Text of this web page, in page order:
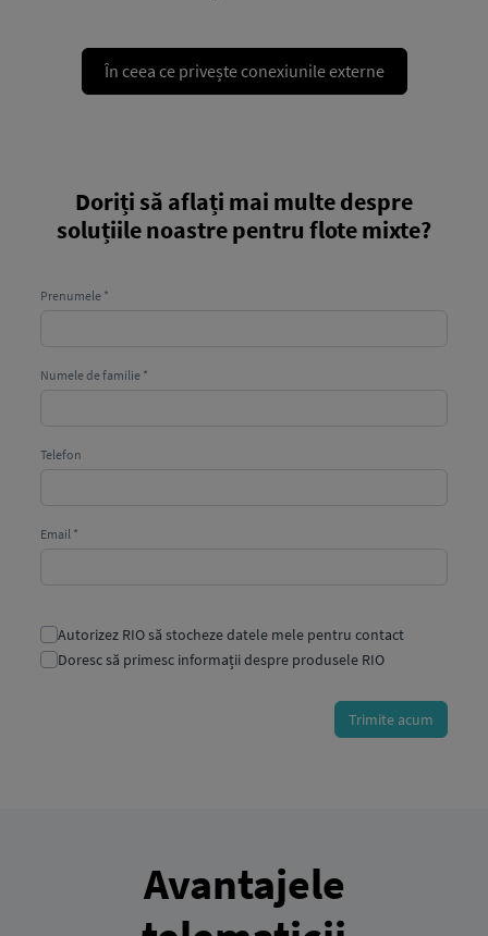
În ceea ce privește conexiunile externe
Doriți să aflați mai multe despre
soluțiile noastre pentru flote mixte?
Avantajele